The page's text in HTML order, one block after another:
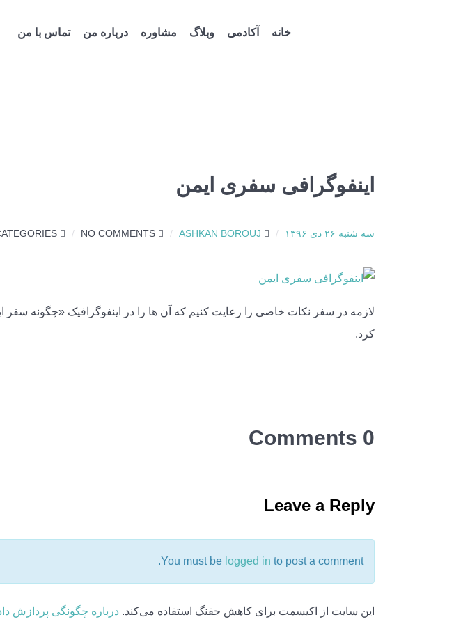
خانه آکادمی وبلاگ مشاوره درباره من تماس با من
اینفوگرافی سفری ایمن
سه شنبه ۲۶ دی ۱۳۹۶ ASHKAN BOROUJ
NO COMMENTS
لازمه در سفر نکات خاصی را رعایت کنیم که آن ها را در اینفوگرافیک «چگونه سفر
کرد.
0 Comments
Leave a Reply
You must be logged in to post a comment.
این سایت از اکیسمت برای کاهش جفنگ استفاده می‌کند. درباره چگونگی پردازش